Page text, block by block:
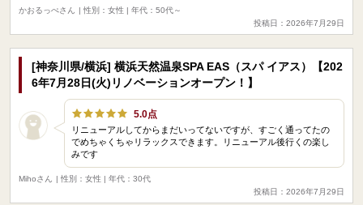
かおるっぺさん
| 性別：女性 | 年代：50代～
投稿日：2026年7月29日
[神奈川県/横浜] 横浜天然温泉SPA EAS（スパ イアス）【202
6年7月28日(火)リノベーションオープン！】
5.0点
リニューアルしてからまだいってないですが、すごく通ってたの
でめちゃくちゃリラックスできます。リニューアル後行くの楽し
みです
Mihoさん
| 性別：女性 | 年代：30代
投稿日：2026年7月29日